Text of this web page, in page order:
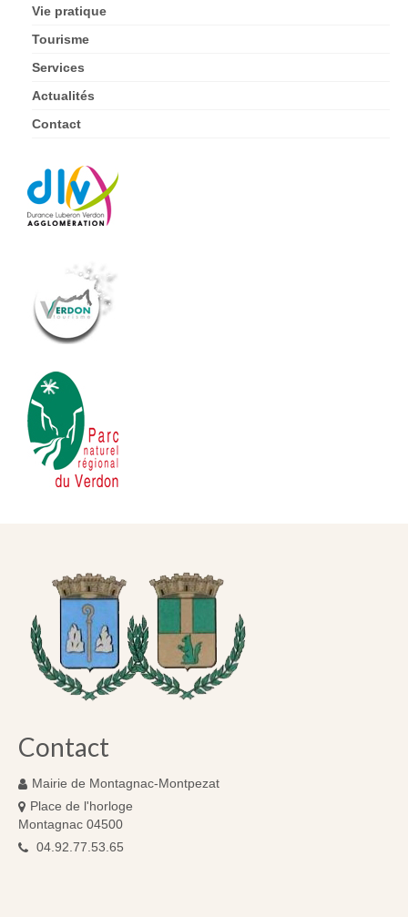
Vie pratique
Tourisme
Services
Actualités
Contact
Contact
Mairie de Montagnac-Montpezat
Place de l'horloge
Montagnac 04500
04.92.77.53.65